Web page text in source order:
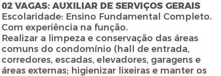
02 VAGAS: AUXILIAR DE SERVIÇOS GERAIS
Escolaridade: Ensino Fundamental Completo.
Com experiência na função.
Realizar a limpeza e conservação das áreas
comuns do condomínio (hall de entrada,
corredores, escadas, elevadores, garagens e
áreas externas; higienizar lixeiras e manter os